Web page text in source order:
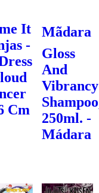
It
-
Cm
Mãdara
Gloss
And
Vibrancy
250ml. -
Mádara